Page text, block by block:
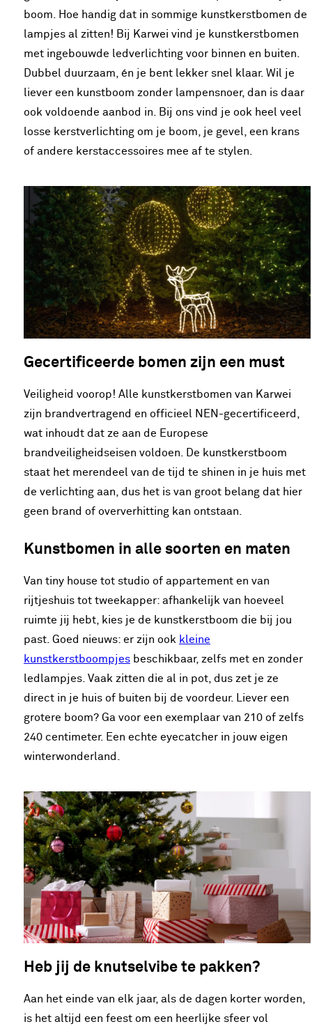
boom. Hoe handig dat in sommige kunstkerstbomen de
lampjes al zitten! Bij Karwei vind je kunstkerstbomen
met ingebouwde ledverlichting voor binnen en buiten.
Dubbel duurzaam, én je bent lekker snel klaar. Wil je
liever een kunstboom zonder lampensnoer, dan is daar
ook voldoende aanbod in. Bij ons vind je ook heel veel
losse kerstverlichting om je boom, je gevel, een krans
of andere kerstaccessoires mee af te stylen.
Gecertificeerde bomen zijn een must
Veiligheid voorop! Alle kunstkerstbomen van Karwei
zijn brandvertragend en officieel NEN-gecertificeerd,
wat inhoudt dat ze aan de Europese
brandveiligheidseisen voldoen. De kunstkerstboom
staat het merendeel van de tijd te shinen in je huis met
de verlichting aan, dus het is van groot belang dat hier
geen brand of oververhitting kan ontstaan.
Kunstbomen in alle soorten en maten
Van tiny house tot studio of appartement en van
rijtjeshuis tot tweekapper: afhankelijk van hoeveel
ruimte jij hebt, kies je de kunstkerstboom die bij jou
past. Goed nieuws: er zijn ook kleine
kunstkerstboompjes beschikbaar, zelfs met en zonder
ledlampjes. Vaak zitten die al in pot, dus zet je ze
direct in je huis of buiten bij de voordeur. Liever een
grotere boom? Ga voor een exemplaar van 210 of zelfs
240 centimeter. Een echte eyecatcher in jouw eigen
winterwonderland.
Heb jij de knutselvibe te pakken?
Aan het einde van elk jaar, als de dagen korter worden,
is het altijd een feest om een heerlijke sfeer vol